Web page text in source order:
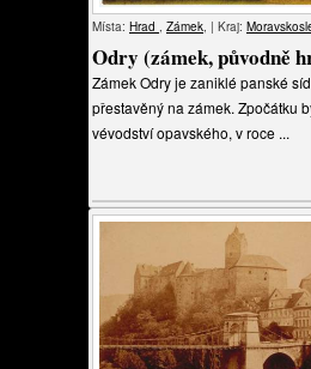
Místa: Hrad , Zámek, | Kraj:
Odry (zámek, původně
Zámek Odry je zaniklé panské
přestavěný na zámek. Zpočátku
vévodství opavského, v roce ...